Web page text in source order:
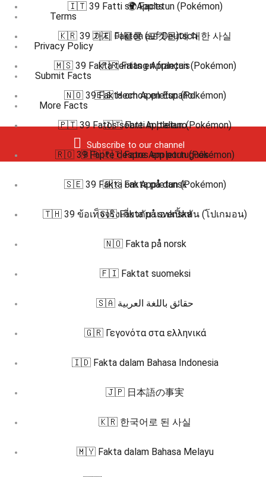
Terms
Privacy Policy
Submit Facts
More Facts
Subscribe to our channel
🇮🇹 39 Fatti su Appletun (Pokémon)
🇰🇷 39 가지 아플룽 (포켓몬)에 대한 사실
🇲🇸 39 Fakta tentang Appletun (Pokémon)
🇳🇴 39 Fakta om Appletun (Pokémon)
🇵🇹 39 Fatos sobre Appletun (Pokémon)
🇷🇴 39 Fapte despre Appletun (Pokémon)
🇸🇪 39 Fakta om Appletun (Pokémon)
🇹🇭 39 ข้อเท็จจริงเกี่ยวกับ แอปเปิ้ลทัน (โปเกมอน)
🌍 Facts
🇩🇪 Fakten auf Deutsch
🇫🇷 Faits en français
🇪🇸 Hechos en Español
🇮🇹 Fatti in Italiano
🇧🇷 🇵🇹 Fatos em português
🇩🇰 Fakta på dansk
🇸🇪 Fakta på svenska
🇳🇴 Fakta på norsk
🇫🇮 Faktat suomeksi
🇸🇦 حقائق باللغة العربية
🇬🇷 Γεγονότα στα ελληνικά
🇮🇩 Fakta dalam Bahasa Indonesia
🇯🇵 日本語の事実
🇰🇷 한국어로 된 사실
🇲🇾 Fakta dalam Bahasa Melayu